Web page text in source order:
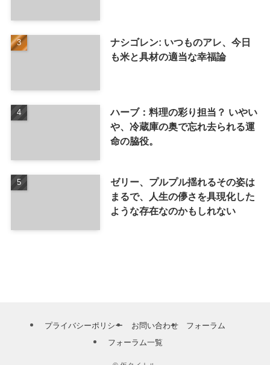
ナシゴレン: いつものアレ、今日
も米と具材の適当な幸福論
ハーブ：料理の彩り担当？ いやい
や、冷蔵庫の奥で忘れ去られる運
命の脇役。
ゼリー、プルプル揺れるその姿は
まるで、人生の儚さを具現化した
ような存在なのかもしれない
プライバシーポリシー お問い合わせ
フォーラム
フォーラム一覧